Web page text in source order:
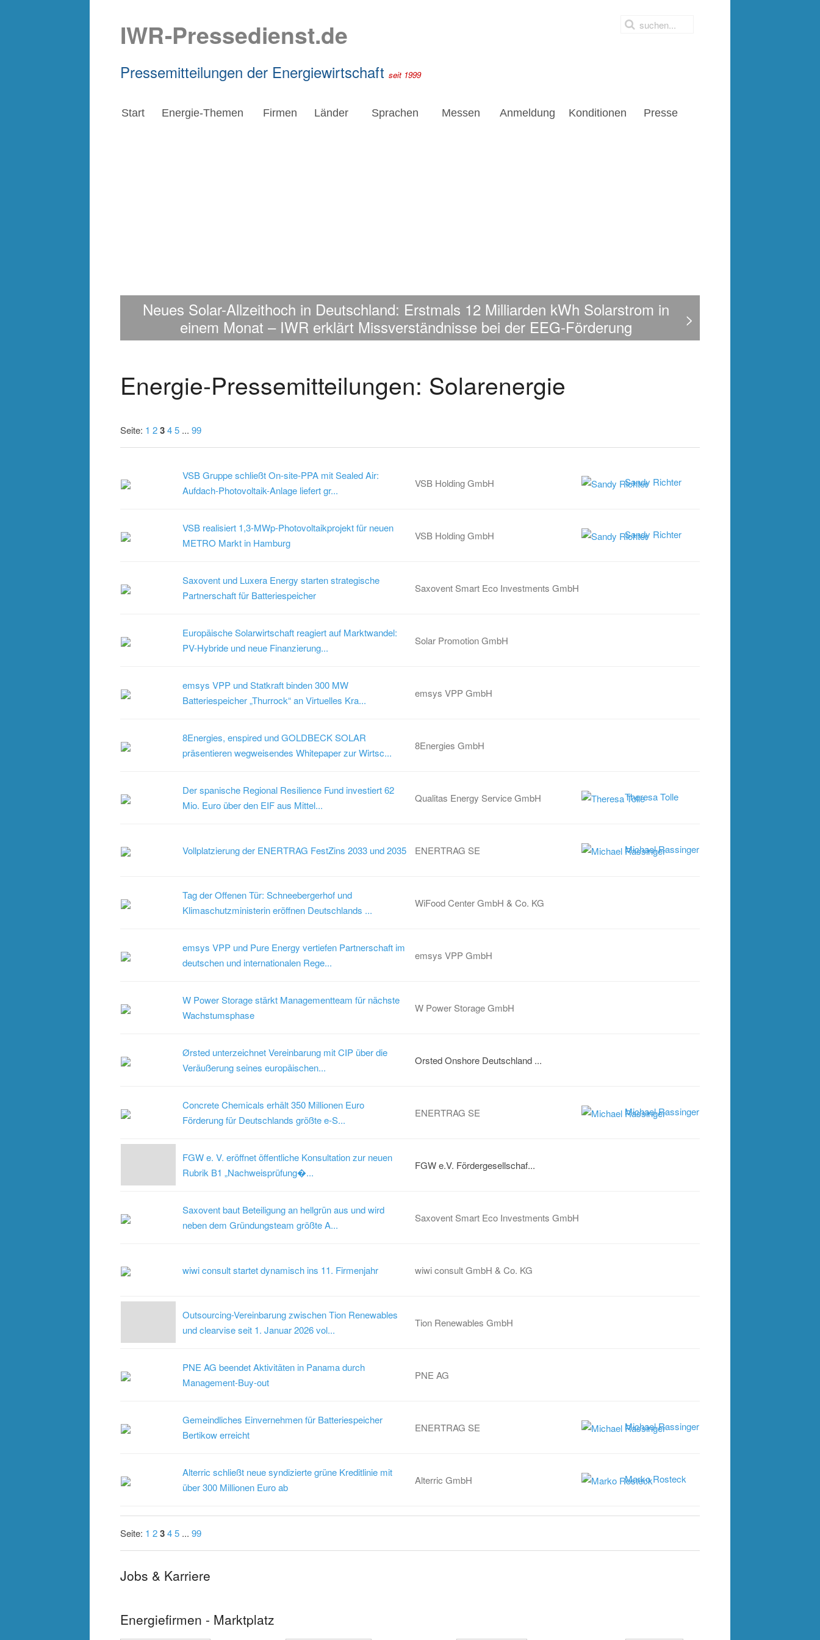
IWR-Pressedienst.de
Pressemitteilungen der Energiewirtschaft seit 1999
Start Energie-Themen Firmen Länder Sprachen Messen Anmeldung Konditionen Presse
Neues Solar-Allzeithoch in Deutschland: Erstmals 12 Milliarden kWh Solarstrom in
einem Monat – IWR erklärt Missverständnisse bei der EEG-Förderung
>
Energie-Pressemitteilungen: Solarenergie
Seite: 1 2345 ... 99
VSB Gruppe schließt On-site-PPA mit Sealed Air:
Aufdach-Photovoltaik-Anlage liefert gr...
VSB Holding GmbH Sandy Richter
VSB realisiert 1,3-MWp-Photovoltaikprojekt für neuen
METRO Markt in Hamburg
VSB Holding GmbH Sandy Richter
Saxovent und Luxera Energy starten strategische
Partnerschaft für Batteriespeicher
Saxovent Smart Eco Investments GmbH
Europäische Solarwirtschaft reagiert auf Marktwandel:
PV-Hybride und neue Finanzierung...
Solar Promotion GmbH
emsys VPP und Statkraft binden 300 MW
Batteriespeicher „Thurrock“ an Virtuelles Kra...
emsys VPP GmbH
8Energies, enspired und GOLDBECK SOLAR
präsentieren wegweisendes Whitepaper zur Wirtsc...
8Energies GmbH
Der spanische Regional Resilience Fund investiert 62
Mio. Euro über den EIF aus Mittel...
Qualitas Energy Service GmbH Theresa Tolle
Vollplatzierung der ENERTRAG FestZins 2033 und 2035 ENERTRAG SE Michael Rassinger
Tag der Offenen Tür: Schneebergerhof und
Klimaschutzministerin eröffnen Deutschlands ...
WiFood Center GmbH & Co. KG
emsys VPP und Pure Energy vertiefen Partnerschaft im
deutschen und internationalen Rege...
emsys VPP GmbH
W Power Storage stärkt Managementteam für nächste
Wachstumsphase
W Power Storage GmbH
Ørsted unterzeichnet Vereinbarung mit CIP über die
Veräußerung seines europäischen...
Orsted Onshore Deutschland ...
Concrete Chemicals erhält 350 Millionen Euro
Förderung für Deutschlands größte e-S...
ENERTRAG SE Michael Rassinger
FGW e. V. eröffnet öffentliche Konsultation zur neuen
Rubrik B1 „Nachweisprüfung�...
FGW e.V. Fördergesellschaf...
Saxovent baut Beteiligung an hellgrün aus und wird
neben dem Gründungsteam größte A...
Saxovent Smart Eco Investments GmbH
wiwi consult startet dynamisch ins 11. Firmenjahr wiwi consult GmbH & Co. KG
Outsourcing-Vereinbarung zwischen Tion Renewables
und clearvise seit 1. Januar 2026 vol...
Tion Renewables GmbH
PNE AG beendet Aktivitäten in Panama durch
Management-Buy-out
PNE AG
Gemeindliches Einvernehmen für Batteriespeicher
Bertikow erreicht
ENERTRAG SE Michael Rassinger
Alterric schließt neue syndizierte grüne Kreditlinie mit
über 300 Millionen Euro ab
Alterric GmbH Marko Rosteck
Seite: 1 2345 ... 99
Jobs & Karriere
Energiefirmen - Marktplatz